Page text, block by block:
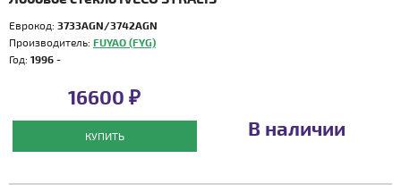
Еврокод: 3733AGN/3742AGN
Производитель: FUYAO (FYG)
Год: 1996 -
16600 ₽
КУПИТЬ В наличии